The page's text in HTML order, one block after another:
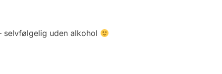
selvfølgelig uden alkohol